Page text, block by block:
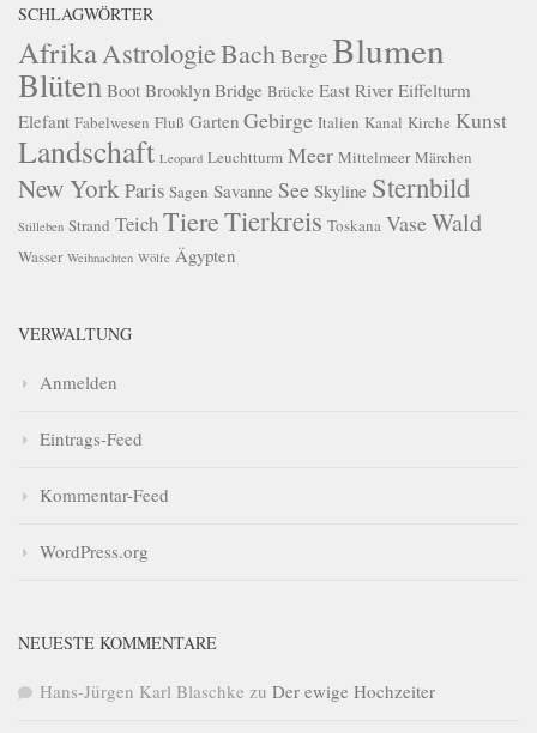
SCHLAGWÖRTER
Afrika AstrologieBachBergeBlumen
Blüten Boot Brooklyn Bridge Brücke East River Eiffelturm
Elefant Fabelwesen Fluß Garten Gebirge Italien Kanal Kirche Kunst
Landschaft Leopard Leuchtturm Meer Mittelmeer Märchen
New YorkParis Sagen Savanne See Skyline Sternbild
Stilleben Strand TeichTiereTierkreis Toskana VaseWald
Wasser Weihnachten Wölfe Ägypten
VERWALTUNG
Anmelden
Eintrags-Feed
Kommentar-Feed
WordPress.org
NEUESTE KOMMENTARE
Hans-Jürgen Karl Blaschke zu Der ewige Hochzeiter